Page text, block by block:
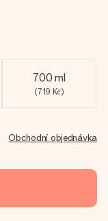
700 ml
(719 Kč)
Obchodní objednávka